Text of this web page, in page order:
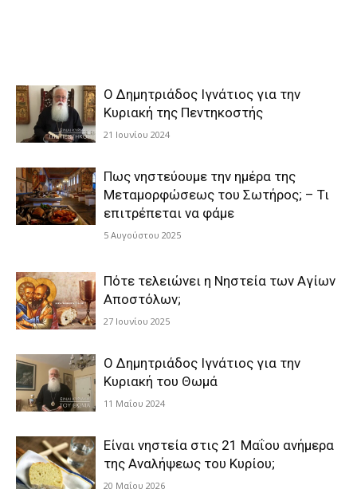
Ο Δημητριάδος Ιγνάτιος για την
Κυριακή της Πεντηκοστής
21 Ιουνίου 2024
Πως νηστεύουμε την ημέρα της
Μεταμορφώσεως του Σωτήρος; – Τι
επιτρέπεται να φάμε
5 Αυγούστου 2025
Πότε τελειώνει η Νηστεία των Αγίων
Αποστόλων;
27 Ιουνίου 2025
Ο Δημητριάδος Ιγνάτιος για την
Κυριακή του Θωμά
11 Μαΐου 2024
Είναι νηστεία στις 21 Μαΐου ανήμερα
της Αναλήψεως του Κυρίου;
20 Μαΐου 2026